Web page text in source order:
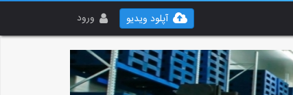
ورود آپلود ویدیو